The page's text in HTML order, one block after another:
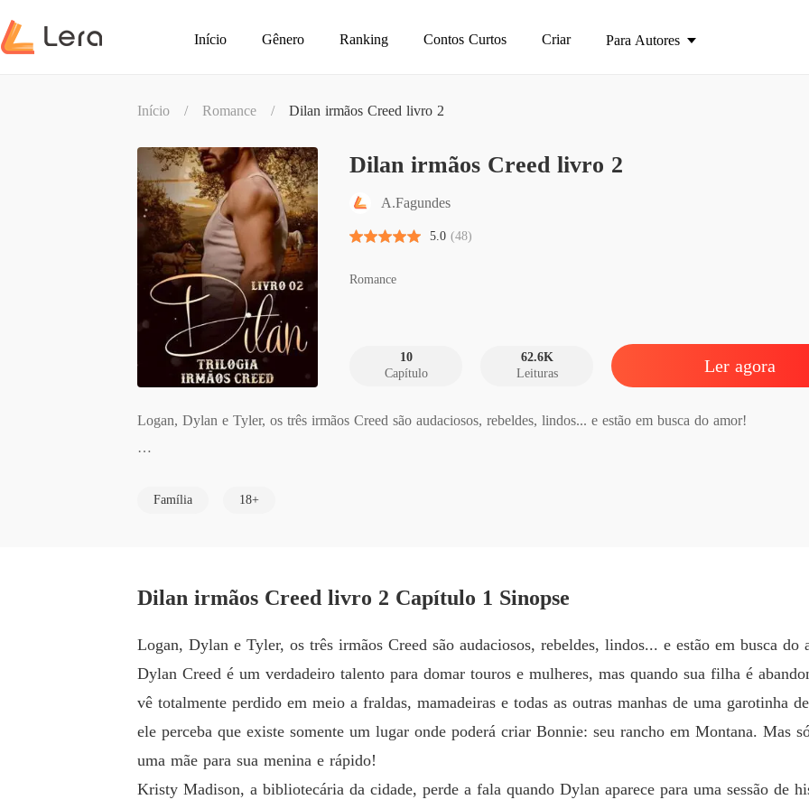
Início Gênero Ranking Contos Curtos Criar Para Autores
Início / Romance / Dilan irmãos Creed livro 2
Dilan irmãos Creed livro 2
A.Fagundes
5.0 (48)
Romance
10
Capítulo
62.6K
Leituras
Ler agora
Logan, Dylan e Tyler, os três irmãos Creed são audaciosos, rebeldes, lindos... e estão em busca do amor!
em meio a fraldas, mamadeiras e todas as outras manhas de uma garotinha de 2 anos. Não demora muito para que
a vez por todas.
Família 18+
Dilan irmãos Creed livro 2 Capítulo 1 Sinopse
Logan, Dylan e Tyler, os três irmãos Creed são audaciosos, rebeldes, lindos... e estão em busca do
Dylan Creed é um verdadeiro talento para domar touros e mulheres, mas quando sua filha é
vê totalmente perdido em meio a fraldas, mamadeiras e todas as outras manhas de uma garotinha
ele perceba que existe somente um lugar onde poderá criar Bonnie: seu rancho em Montana. Mas
uma mãe para sua menina e rápido!
Kristy Madison, a bibliotecária da cidade, perde a fala quando Dylan aparece para uma sessão de
Dilan
Dilan